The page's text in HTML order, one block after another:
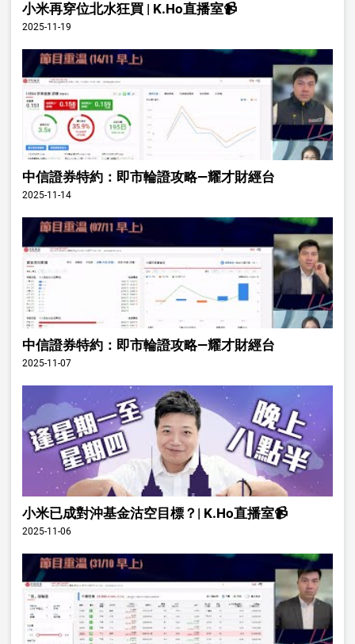
小米再穿位北水狂買 | K.Ho直播室📹
2025-11-19
中信證券特約：即市輪證攻略—耀才財經台
2025-11-14
中信證券特約：即市輪證攻略—耀才財經台
2025-11-07
小米已成對沖基金沽空目標？| K.Ho直播室📹
2025-11-06